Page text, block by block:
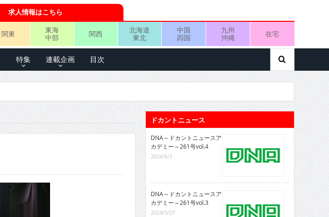
求人情報はこちら
関東
東海
中部
関西
北海道
東北
中国
四国
九州
沖縄
在宅
特集 連載企画 目次
ドカントニュース
DNA～ドカントニュースア
カデミー～261号vol.4
2024/6/3
DNA～ドカントニュースア
カデミー～261号vol.3
2024/5/27